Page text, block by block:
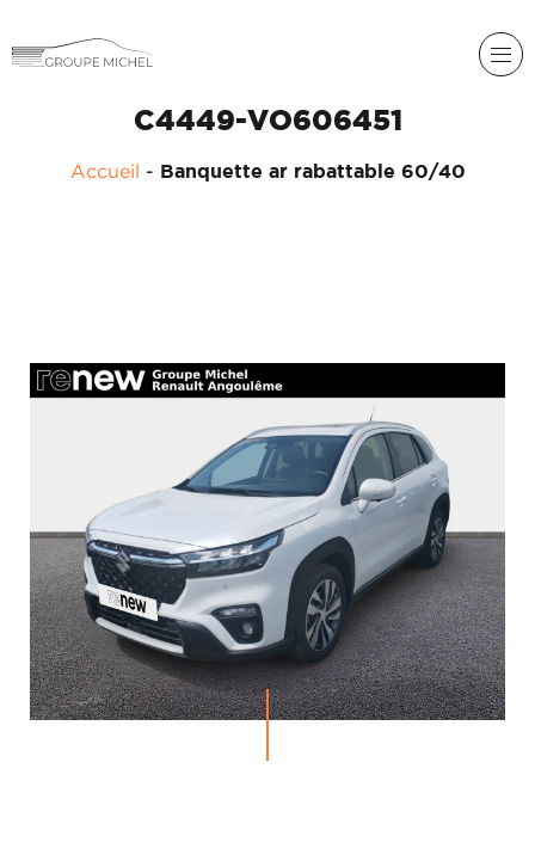
LIGIER
PROFESSIONAL
GROUPE
HISTORIQUE
GROUPE
MICHEL
ACTUALITÉS
C4449-VO606451
Accueil - Banquette ar rabattable 60/40